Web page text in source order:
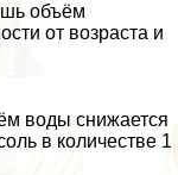
объём
от возраста и
воды снижается
в количестве 1